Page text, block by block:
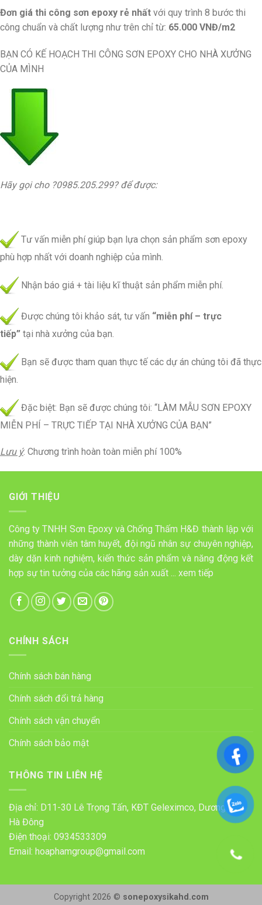
Đơn giá thi công sơn epoxy rẻ nhất với quy trình 8 bước thi
công chuẩn và chất lượng như trên chỉ từ: 65.000 VNĐ/m2
BẠN CÓ KẾ HOẠCH THI CÔNG SƠN EPOXY CHO NHÀ XƯỞNG
CỦA MÌNH
Hãy gọi cho ?0985.205.299? để được:
Tư vấn miễn phí giúp bạn lựa chọn sản phẩm sơn epoxy
phù hợp nhất với doanh nghiệp của mình.
Nhận báo giá + tài liệu kĩ thuật sản phẩm miễn phí.
Được chúng tôi khảo sát, tư vấn “miễn phí – trực
tiếp” tại nhà xưởng của bạn.
Bạn sẽ được tham quan thực tế các dự án chúng tôi đã thực
hiện.
Đặc biệt: Bạn sẽ được chúng tôi: “LÀM MẪU SƠN EPOXY
MIỄN PHÍ – TRỰC TIẾP TẠI NHÀ XƯỞNG CỦA BẠN”
Lưu ý: Chương trình hoàn toàn miễn phí 100%
GIỚI THIỆU
Công ty TNHH Sơn Epoxy và Chống Thấm H&Đ thành lập với
những thành viên tâm huyết, đội ngũ nhân sự chuyên nghiệp,
dày dặn kinh nghiệm, kiến thức sản phẩm và năng động kết
hợp sự tin tưởng của các hãng sản xuất ... xem tiếp
CHÍNH SÁCH
Chính sách bán hàng
Chính sách đổi trả hàng
Chính sách vận chuyển
Chính sách bảo mật
THÔNG TIN LIÊN HỆ
Địa chỉ: D11-30 Lê Trọng Tấn, KĐT Geleximco, Dương Nội,
Hà Đông
Điện thoại: 0934533309
Email: hoaphamgroup@gmail.com
Copyright 2026 © sonepoxysikahd.com